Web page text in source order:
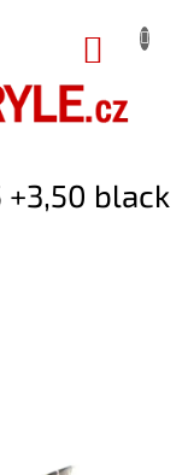
black